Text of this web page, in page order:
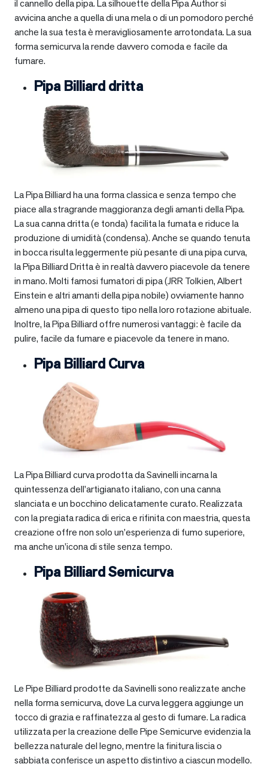
il cannello della pipa. La silhouette della Pipa Author si
avvicina anche a quella di una mela o di un pomodoro perché
anche la sua testa è meravigliosamente arrotondata. La sua
forma semicurva la rende davvero comoda e facile da
fumare.
Pipa Billiard dritta
La Pipa Billiard ha una forma classica e senza tempo che
piace alla stragrande maggioranza degli amanti della Pipa.
La sua canna dritta (e tonda) facilita la fumata e riduce la
produzione di umidità (condensa). Anche se quando tenuta
in bocca risulta leggermente più pesante di una pipa curva,
la Pipa Billiard Dritta è in realtà davvero piacevole da tenere
in mano. Molti famosi fumatori di pipa (JRR Tolkien, Albert
Einstein e altri amanti della pipa nobile) ovviamente hanno
almeno una pipa di questo tipo nella loro rotazione abituale.
Inoltre, la Pipa Billiard offre numerosi vantaggi: è facile da
pulire, facile da fumare e piacevole da tenere in mano.
Pipa Billiard Curva
La Pipa Billiard curva prodotta da Savinelli incarna la
quintessenza dell’artigianato italiano, con una canna
slanciata e un bocchino delicatamente curato. Realizzata
con la pregiata radica di erica e rifinita con maestria, questa
creazione offre non solo un’esperienza di fumo superiore,
ma anche un’icona di stile senza tempo.
Pipa Billiard Semicurva
Le Pipe Billiard prodotte da Savinelli sono realizzate anche
nella forma semicurva, dove La curva leggera aggiunge un
tocco di grazia e raffinatezza al gesto di fumare. La radica
utilizzata per la creazione delle Pipe Semicurve evidenzia la
bellezza naturale del legno, mentre la finitura liscia o
sabbiata conferisce un aspetto distintivo a ciascun modello.